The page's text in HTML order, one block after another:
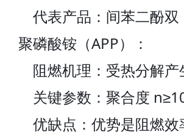
代表产品：间苯二酚双
聚磷酸铵（APP）：
阻燃机理：受热分解
关键参数：聚合度
优缺点：优势是阻燃